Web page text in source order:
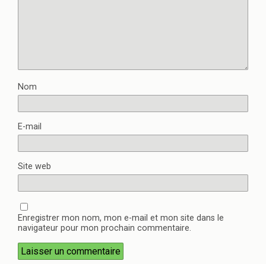
Nom
E-mail
Site web
Enregistrer mon nom, mon e-mail et mon site dans le
navigateur pour mon prochain commentaire.